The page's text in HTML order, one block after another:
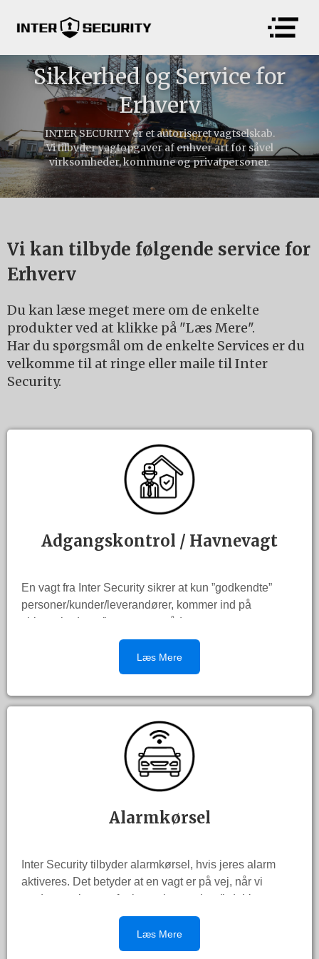
Sikkerhed og Service for
Erhverv
INTER SECURITY er et autoriseret vagtselskab.
Vi tilbyder vagtopgaver af enhver art for såvel
virksomheder, kommune og privatpersoner.
Vi kan tilbyde følgende service for
Erhverv
Du kan læse meget mere om de enkelte
produkter ved at klikke på "Læs Mere".
Har du spørgsmål om de enkelte Services er du
velkomme til at ringe eller maile til Inter
Security.
Adgangskontrol / Havnevagt
En vagt fra Inter Security sikrer at kun ”godkendte”
personer/kunder/leverandører, kommer ind på
Vagten registrere besøgende, håndværkere og
ansatte, således at vi i tilfælde af brand/ulykke, ved
Vi kan bl.a. udføre:
Security assessment
Udføre site induction
Modtage leverancer.
Foretage visitationskontrol.
Adgangskontrol og aflåsning
Hurtig reaktion ved alarm eller mistænksom
aktivitet
Videoovervågning
Læs Mere
Alarmkørsel
Inter Security tilbyder alarmkørsel, hvis jeres alarm
aktiveres. Det betyder at en vagt er på vej, når vi
følger de aftalte procedure og forholdsregler, kontakter
politiet hvis nødvendigt, og kører ikke før der er styr på
Læs Mere